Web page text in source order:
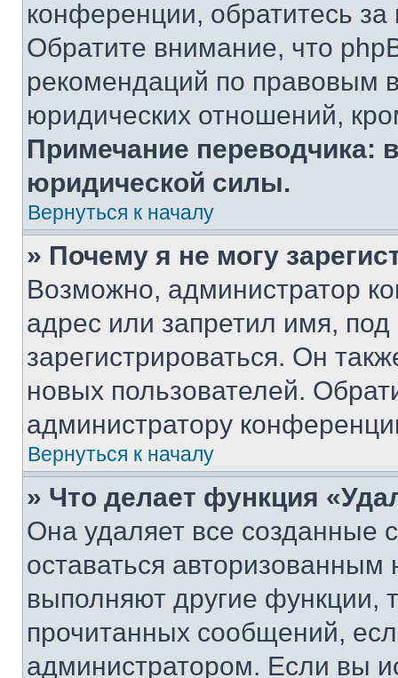
конференции, обратитесь
Обратите внимание, что
рекомендаций по правовым
юридических отношений,
Примечание переводчика:
юридической силы.
Вернуться к началу
» Почему я не могу
Возможно, администратор
адрес или запретил имя,
зарегистрироваться. Он
новых пользователей.
администратору
Вернуться к началу
» Что делает функция
Она удаляет все созданные
оставаться
выполняют другие функции,
прочитанных сообщений,
администратором. Если вы